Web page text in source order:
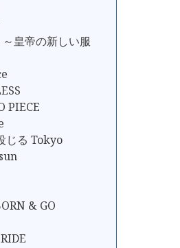
皇帝の新しい服
PIECE
じる Tokyo
& GO